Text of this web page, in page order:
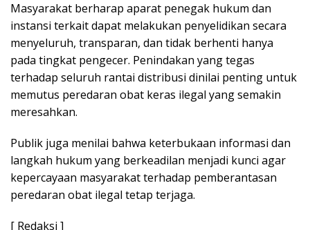
Masyarakat berharap aparat penegak hukum dan
instansi terkait dapat melakukan penyelidikan secara
menyeluruh, transparan, dan tidak berhenti hanya
pada tingkat pengecer. Penindakan yang tegas
terhadap seluruh rantai distribusi dinilai penting untuk
memutus peredaran obat keras ilegal yang semakin
meresahkan.
Publik juga menilai bahwa keterbukaan informasi dan
langkah hukum yang berkeadilan menjadi kunci agar
kepercayaan masyarakat terhadap pemberantasan
peredaran obat ilegal tetap terjaga.
[ Redaksi ]